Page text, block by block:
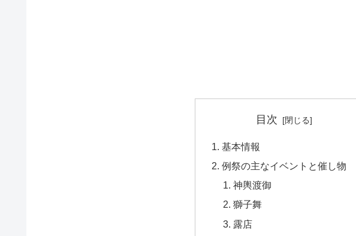
目次
基本情報
例祭の主なイベントと催し物
神輿渡御
獅子舞
露店